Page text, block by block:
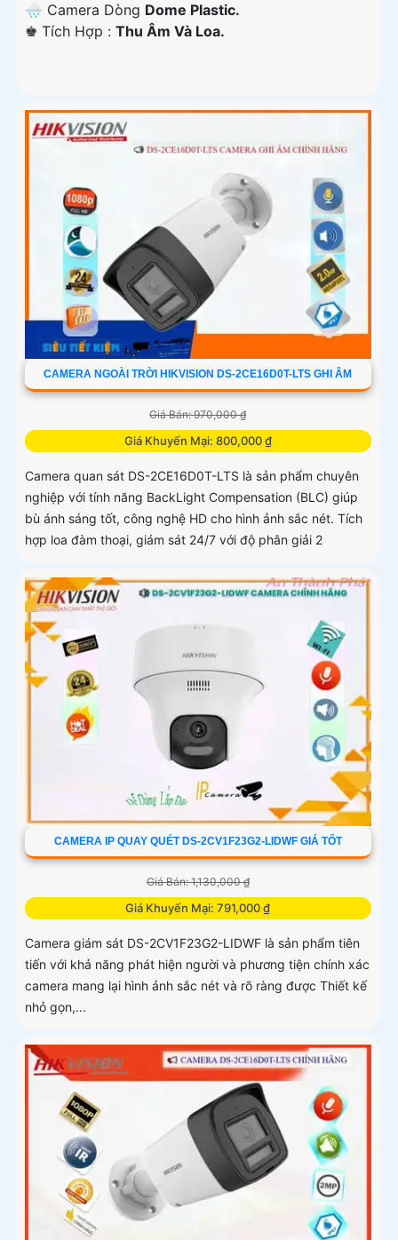
🌧️ Camera Dòng Dome Plastic.
️♚ Tích Hợp : Thu Âm Và Loa.
CAMERA NGOÀI TRỜI HIKVISION DS-2CE16D0T-LTS GHI ÂM
Giá Bán: 970,000 ₫
Giá Khuyến Mại: 800,000 ₫
Camera quan sát DS-2CE16D0T-LTS là sản phẩm chuyên
nghiệp với tính năng BackLight Compensation (BLC) giúp
bù ánh sáng tốt, công nghệ HD cho hình ảnh sắc nét. Tích
hợp loa đàm thoại, giám sát 24/7 với độ phân giải 2
CAMERA IP QUAY QUÉT DS-2CV1F23G2-LIDWF GIÁ TỐT
Giá Bán: 1,130,000 ₫
Giá Khuyến Mại: 791,000 ₫
Camera giám sát DS-2CV1F23G2-LIDWF là sản phẩm tiên
tiến với khả năng phát hiện người và phương tiện chính xác
camera mang lại hình ảnh sắc nét và rõ ràng được Thiết kế
nhỏ gọn,...